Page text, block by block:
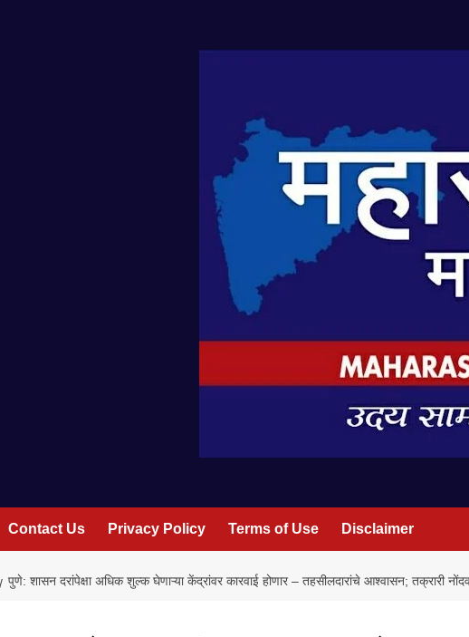
Contact Us Privacy Policy Terms of Use Disclaimer
पुणे: शासन दरांपेक्षा अधिक शुल्क घेणाऱ्या केंद्रांवर कारवाई होणार – तहसीलदारांचे आश्वासन; तक्रारी